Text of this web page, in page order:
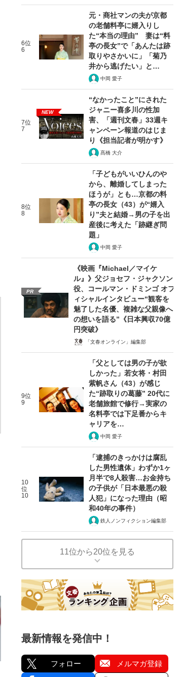
6位
6
元・商社マンの夫が京都
の老舗料亭に婿入りし
た“本当の理由” 妻は“料
亭の長女”で「あんたは跡
取りやさかいに」「菊乃
井から逃げたい」と…
中岡 愛子
7位
7
NEW
“なかったこと”にされた
ジャニー喜多川の性加
害、「週刊文春」33週キ
ャンペーン報道のはじま
り《担当記者が明かす》
髙橋 大介
8位
8
「子どもがいいひんのや
から、離婚してしまった
ほうが」とも…京都の料
亭の長女（43）が“婿入
り”夫と結婚→男の子を出
産後に考えた「跡継ぎ問
題」
中岡 愛子
PR
《映画『Michael／マイケ
ル』》父ジョセフ・ジャクソン
役、コールマン・ドミンゴ オフ
ィシャルインタビュー“観客を
魅了した名優、複雑な父親像へ
の想いを語る”《日本興収70億
円突破》
「文春オンライン」編集部
9位
9
「父としては男の子が欲
しかった」若女将・村田
紫帆さん（43）が感じ
た“跡取りの葛藤” 20代に
老舗旅館で修行→実家の
名料亭では下足番からキ
ャリアを…
中岡 愛子
10
位
10
「逮捕のきっかけは腐乱
した男性遺体」わずか1ヶ
月半で8人殺害…お金持ち
の子供が「日本最悪の殺
人犯」になった理由（昭
和40年の事件）
鉄人ノンフィクション編集部
11位から20位を見る
最新情報を発信中！
フォロー メルマガ登録